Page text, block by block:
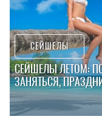
СЕЙШЕЛЫ
СЕЙШЕЛЫ ЛЕТОМ:
ЗАНЯТЬСЯ,